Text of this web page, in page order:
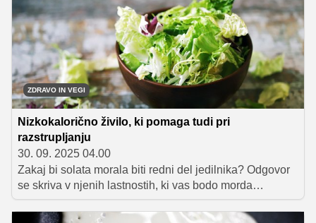
živili večerja spremeni v lahko, hranljivo in okusno
podporo hujšanju.
ZDRAVO IN VEGI
Nizkokalorično živilo, ki pomaga tudi pri
razstrupljanju
30. 09. 2025 04.00
Zakaj bi solata morala biti redni del jedilnika? Odgovor
se skriva v njenih lastnostih, ki vas bodo morda
presenetile, koliko koristi skriva skleda sveže solate.